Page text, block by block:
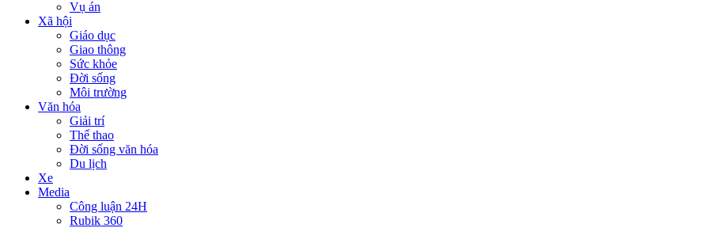
Vụ án
Xã hội
Giáo dục
Giao thông
Sức khỏe
Đời sống
Môi trường
Văn hóa
Giải trí
Thể thao
Đời sống văn hóa
Du lịch
Xe
Media
Công luận 24H
Rubik 360